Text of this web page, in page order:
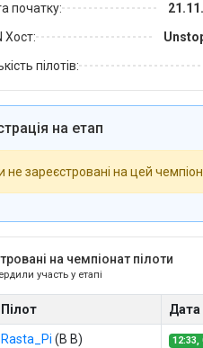
початку:
Хост:
пілотів:
на етап
не зареєстровані на цей
на чемпіонат пілоти
участь у етапі
Пілот Дата
Rasta_Pi (B B) 12:33,